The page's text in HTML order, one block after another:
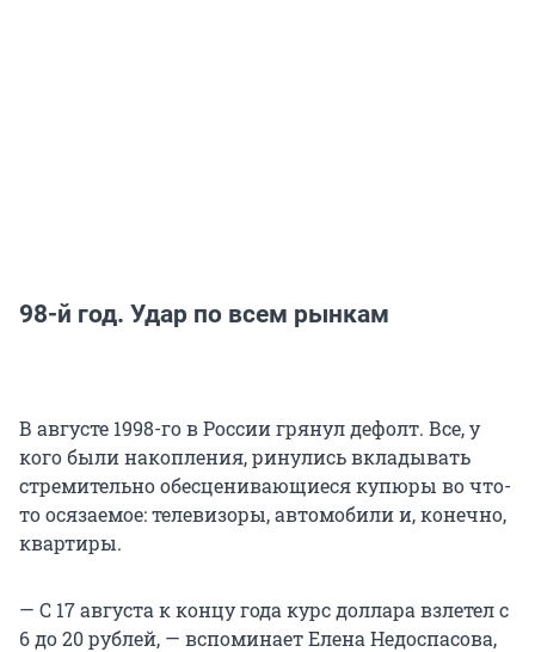
98-й год. Удар по всем рынкам
В августе 1998-го в России грянул дефолт. Все, у
кого были накопления, ринулись вкладывать
стремительно обесценивающиеся купюры во что-
то осязаемое: телевизоры, автомобили и, конечно,
квартиры.
— С 17 августа к концу года курс доллара взлетел с
6 до 20 рублей, — вспоминает Елена Недоспасова,